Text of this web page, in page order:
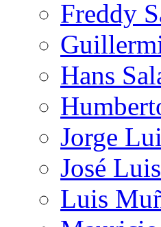
Freddy
Hans
Jorge
José
Luis